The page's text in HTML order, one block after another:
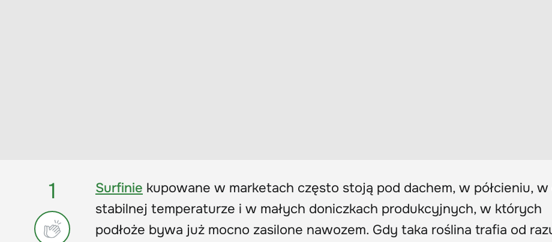
1 Surfinie kupowane w marketach często stoją pod dachem, w półcieniu, w
stabilnej temperaturze i w małych doniczkach produkcyjnych, w których
podłoże bywa już mocno zasilone nawozem. Gdy taka roślina trafia od